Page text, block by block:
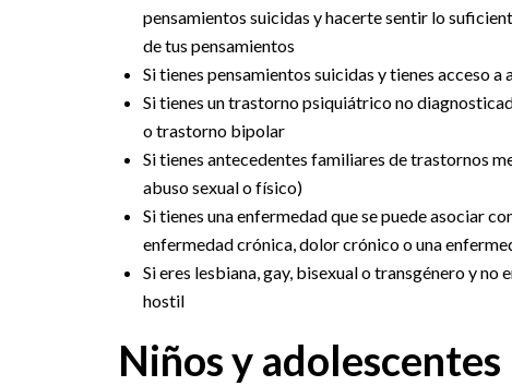
pensamientos suicidas y hacerte sentir lo
de tus pensamientos
Si tienes pensamientos suicidas y tienes acceso a
Si tienes un trastorno psiquiátrico no
o trastorno bipolar
Si tienes antecedentes familiares de trastornos
abuso sexual o físico)
Si tienes una enfermedad que se puede asociar
enfermedad crónica, dolor crónico o una
Si eres lesbiana, gay, bisexual o transgénero y
hostil
Niños y adolescentes